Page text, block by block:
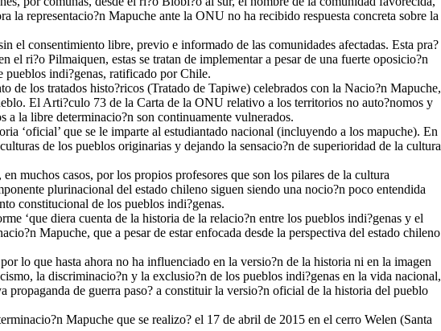
la representacio?n Mapuche ante la ONU no ha recibido respuesta concreta sobre la
el consentimiento libre, previo e informado de las comunidades afectadas. Esta pra?
ri?o Pilmaiquen, estas se tratan de implementar a pesar de una fuerte oposicio?n
pueblos indi?genas, ratificado por Chile.
de los tratados histo?ricos (Tratado de Tapiwe) celebrados con la Nacio?n Mapuche,
El Arti?culo 73 de la Carta de la ONU relativo a los territorios no auto?nomos y
la libre determinacio?n son continuamente vulnerados.
‘oficial’ que se le imparte al estudiantado nacional (incluyendo a los mapuche). En
de los pueblos originarias y dejando la sensacio?n de superioridad de la cultura
muchos casos, por los propios profesores que son los pilares de la cultura
plurinacional del estado chileno siguen siendo una nocio?n poco entendida
constitucional de los pueblos indi?genas.
‘que diera cuenta de la historia de la relacio?n entre los pueblos indi?genas y el
Mapuche, que a pesar de estar enfocada desde la perspectiva del estado chileno
lo que hasta ahora no ha influenciado en la versio?n de la historia ni en la imagen
la discriminacio?n y la exclusio?n de los pueblos indi?genas en la vida nacional,
de guerra paso? a constituir la versio?n oficial de la historia del pueblo
Mapuche que se realizo? el 17 de abril de 2015 en el cerro Welen (Santa